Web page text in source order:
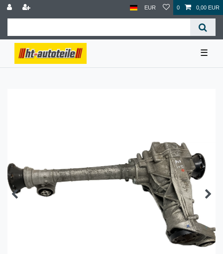
EUR 0 0,00 EUR
☰